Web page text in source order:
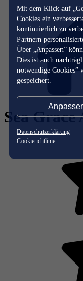
Mit dem Klick auf
Cookies ein
kontinuierlich zu
Partnern
Über „Anpassen”
Dies ist auch
notwendige Cookies”
gespeichert.
Datenschutzerklärung
Cookierichtlinie
Sea